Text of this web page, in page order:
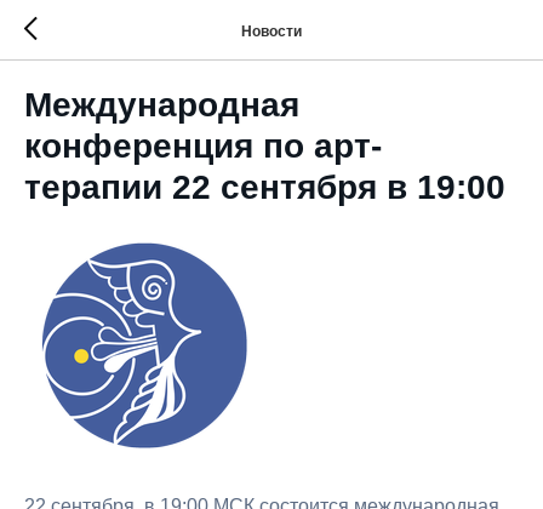
Новости
Международная
конференция по арт-
терапии 22 сентября в 19:00